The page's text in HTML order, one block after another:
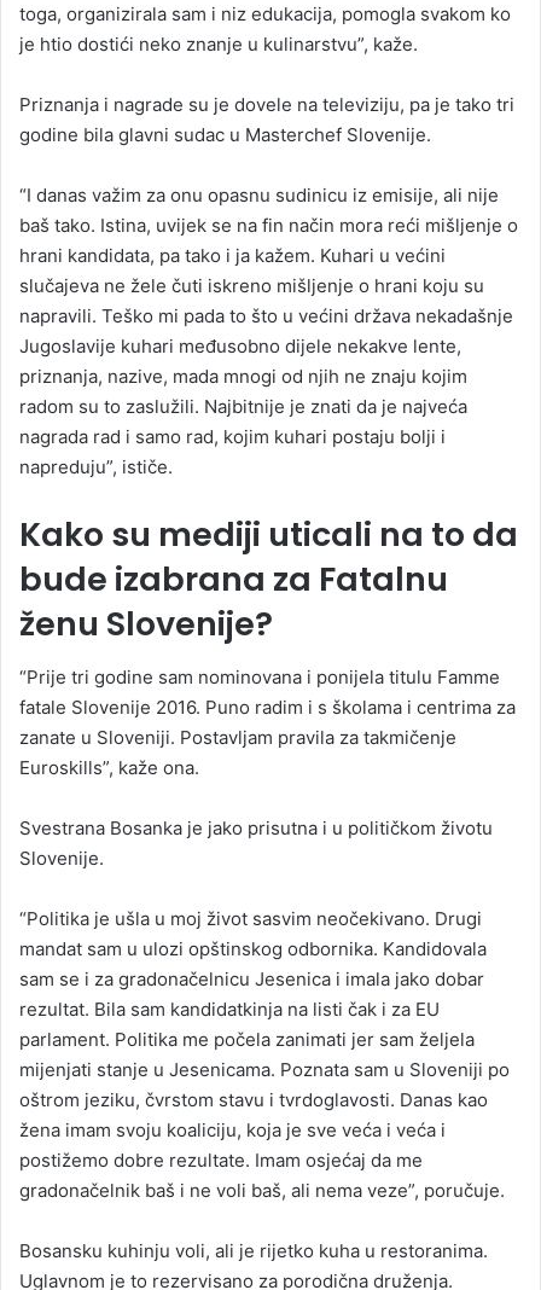
toga, organizirala sam i niz edukacija, pomogla svakom ko
je htio dostići neko znanje u kulinarstvu”, kaže.
Priznanja i nagrade su je dovele na televiziju, pa je tako tri
godine bila glavni sudac u Masterchef Slovenije.
“I danas važim za onu opasnu sudinicu iz emisije, ali nije
baš tako. Istina, uvijek se na fin način mora reći mišljenje o
hrani kandidata, pa tako i ja kažem. Kuhari u većini
slučajeva ne žele čuti iskreno mišljenje o hrani koju su
napravili. Teško mi pada to što u većini država nekadašnje
Jugoslavije kuhari međusobno dijele nekakve lente,
priznanja, nazive, mada mnogi od njih ne znaju kojim
radom su to zaslužili. Najbitnije je znati da je najveća
nagrada rad i samo rad, kojim kuhari postaju bolji i
napreduju”, ističe.
Kako su mediji uticali na to da
bude izabrana za Fatalnu
ženu Slovenije?
“Prije tri godine sam nominovana i ponijela titulu Famme
fatale Slovenije 2016. Puno radim i s školama i centrima za
zanate u Sloveniji. Postavljam pravila za takmičenje
Euroskills”, kaže ona.
Svestrana Bosanka je jako prisutna i u političkom životu
Slovenije.
“Politika je ušla u moj život sasvim neočekivano. Drugi
mandat sam u ulozi opštinskog odbornika. Kandidovala
sam se i za gradonačelnicu Jesenica i imala jako dobar
rezultat. Bila sam kandidatkinja na listi čak i za EU
parlament. Politika me počela zanimati jer sam željela
mijenjati stanje u Jesenicama. Poznata sam u Sloveniji po
oštrom jeziku, čvrstom stavu i tvrdoglavosti. Danas kao
žena imam svoju koaliciju, koja je sve veća i veća i
postižemo dobre rezultate. Imam osjećaj da me
gradonačelnik baš i ne voli baš, ali nema veze”, poručuje.
Bosansku kuhinju voli, ali je rijetko kuha u restoranima.
Uglavnom je to rezervisano za porodična druženja.